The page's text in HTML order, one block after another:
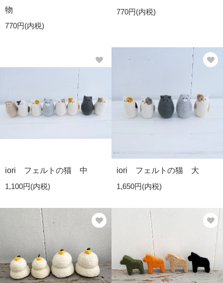
物
770円(内税)
770円(内税)
iori フェルトの猫 中
1,100円(内税)
iori フェルトの猫 大
1,650円(内税)